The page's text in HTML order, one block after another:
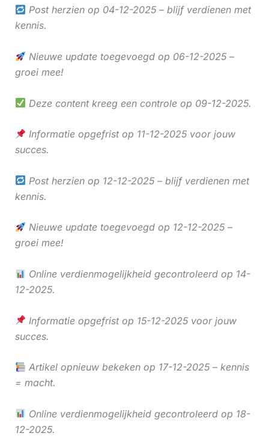
Post herzien op 04-12-2025 – blijf verdienen met
kennis.
Nieuwe update toegevoegd op 06-12-2025 –
groei mee!
Deze content kreeg een controle op 09-12-2025.
Informatie opgefrist op 11-12-2025 voor jouw
succes.
Post herzien op 12-12-2025 – blijf verdienen met
kennis.
Nieuwe update toegevoegd op 12-12-2025 –
groei mee!
Online verdienmogelijkheid gecontroleerd op 14-
12-2025.
Informatie opgefrist op 15-12-2025 voor jouw
succes.
Artikel opnieuw bekeken op 17-12-2025 – kennis
= macht.
Online verdienmogelijkheid gecontroleerd op 18-
12-2025.